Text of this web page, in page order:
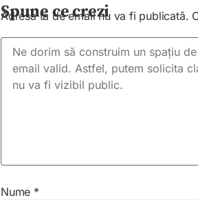
Spune ce crezi
Adresa ta de email nu va fi publicată.
Nume *